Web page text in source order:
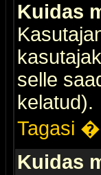
Kuidas
selle
kelatud).
Tagasi
Kuidas